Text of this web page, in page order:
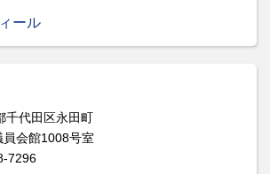
ール
千代田区永田町
会館1008号室
7296